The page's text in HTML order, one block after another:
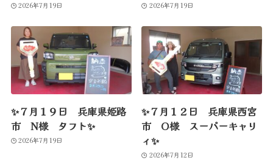
2026年7月19日 2026年7月19日
✨７月１９日 兵庫県姫路
市 N様 タフト✨
2026年7月19日
✨７月１２日 兵庫県西宮
市 O様 スーパーキャリ
ィ✨
2026年7月12日